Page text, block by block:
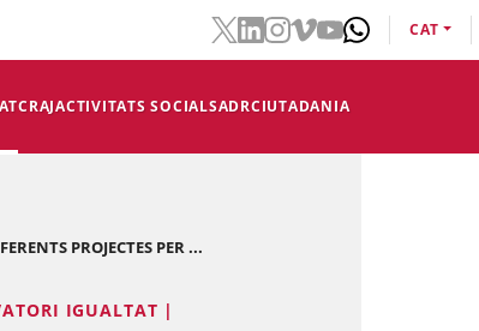
CRAJACTIVITATS SOCIALSADRCIUTADANIA
CAT
PROJECTES PER ...
IGUALTAT |